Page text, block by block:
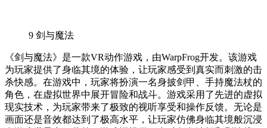
9 剑与魔法
《剑与魔法》是一款VR动作游戏，由WarpFrog开发。该游戏
为玩家提供了身临其境的体验，让玩家感受到真实而刺激的击
杀快感。在游戏中，玩家将扮演一名身披剑甲、手持魔法杖的
角色，在虚拟世界中展开冒险和战斗。游戏采用了先进的虚拟
现实技术，为玩家带来了极致的视听享受和操作反馈。无论是
画面还是音效都达到了极高水平，让玩家仿佛身临其境般沉浸